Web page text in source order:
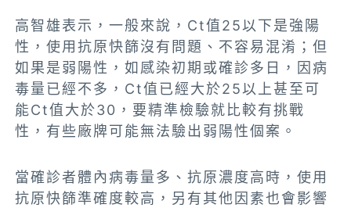
高智雄表示，一般來說，Ct值25以下是強陽
性，使用抗原快篩沒有問題、不容易混淆；但
如果是弱陽性，如感染初期或確診多日，因病
毒量已經不多，Ct值已經大於25以上甚至可
能Ct值大於30，要精準檢驗就比較有挑戰
性，有些廠牌可能無法驗出弱陽性個案。
當確診者體內病毒量多、抗原濃度高時，使用
抗原快篩準確度較高，另有其他因素也會影響